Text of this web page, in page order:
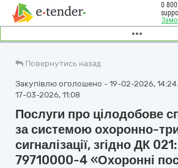
0
Повернутись назад
Закупівлю оголошено - 19-02-2026, 14:24.
17-03-2026, 11:08
Послуги про цілодобове
за системою охоронно-
сигналізації, згідно ДК
79710000-4 «Охоронні